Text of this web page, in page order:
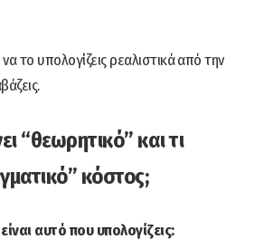
το υπολογίζεις ρεαλιστικά από την
“θεωρητικό” και τι
κόστος;
αυτό που υπολογίζεις: